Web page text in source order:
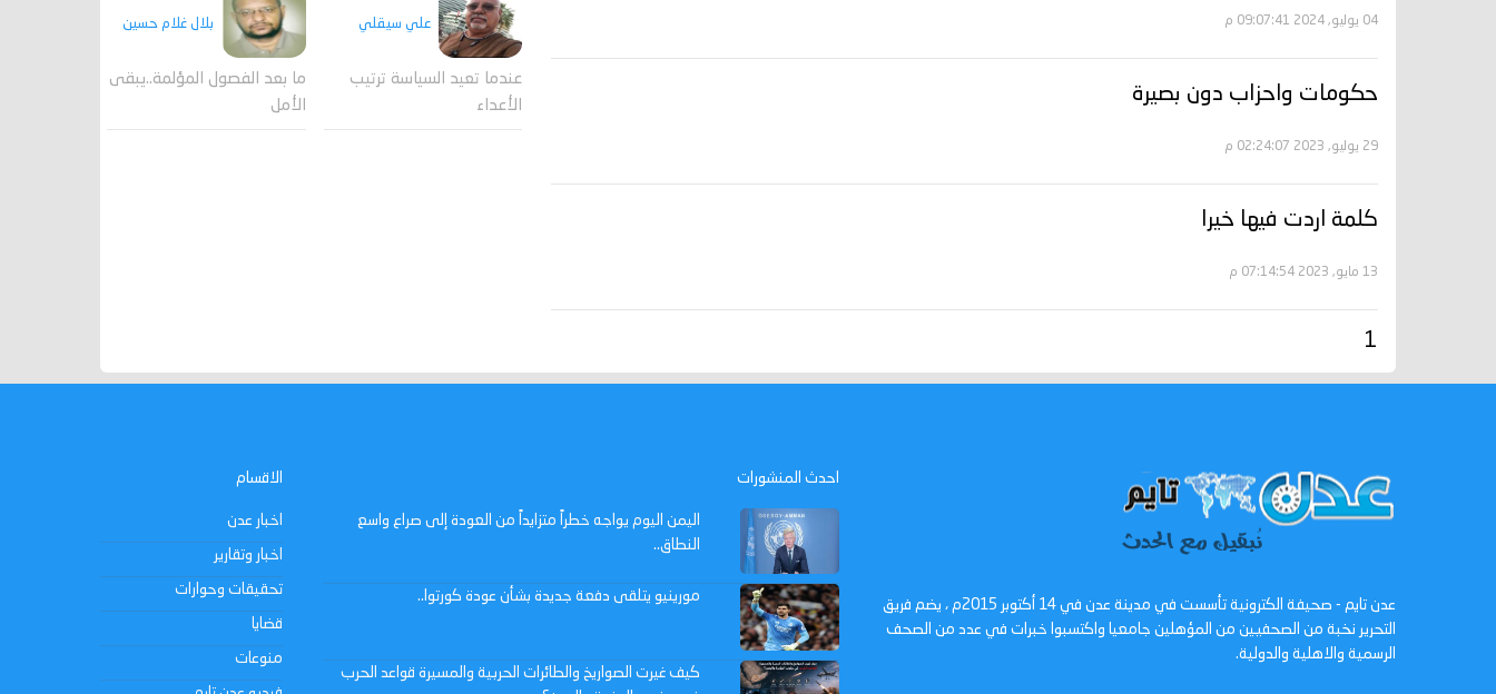
04 يوليو, 2024 09:07:41 م
حكومات واحزاب دون بصيرة
29 يوليو, 2023 02:24:07 م
كلمة اردت فيها خيرا
13 مايو, 2023 07:14:54 م
1
علي سيقلي
عندما تعيد السياسة ترتيب
الأعداء
بلال غلام حسين
ما بعد الفصول المؤلمة..يبقى
الأمل
عدن تايم - صحيفة الكترونية تأسست في مدينة عدن في 14 أكتوبر 2015م ، يضم فريق
التحرير نخبة من الصحفيين من المؤهلين جامعيا واكتسبوا خبرات في عدد من الصحف
الرسمية والاهلية والدولية.
احدث المنشورات
اليمن اليوم يواجه خطراً متزايداً من العودة إلى صراع واسع
النطاق..
مورينيو يتلقى دفعة جديدة بشأن عودة كورتوا..
كيف غيرت الصواريخ والطائرات الحربية والمسيرة قواعد الحرب
الاقسام
اخبار عدن
اخبار وتقارير
تحقيقات وحوارات
قضايا
منوعات